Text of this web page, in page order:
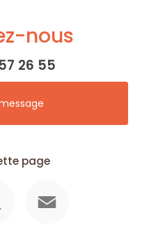
nous
26 55
page